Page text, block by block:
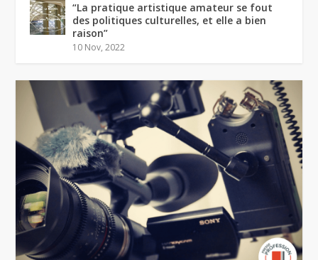
“La pratique artistique amateur se fout
des politiques culturelles, et elle a bien
raison”
10 Nov, 2022